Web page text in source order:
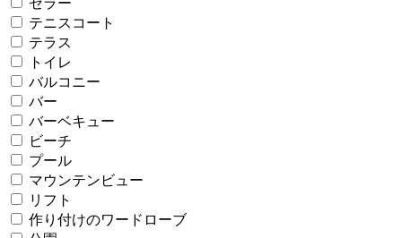
セラー
テニスコート
テラス
トイレ
バルコニー
バー
バーベキュー
ビーチ
プール
マウンテンビュー
リフト
作り付けのワードローブ